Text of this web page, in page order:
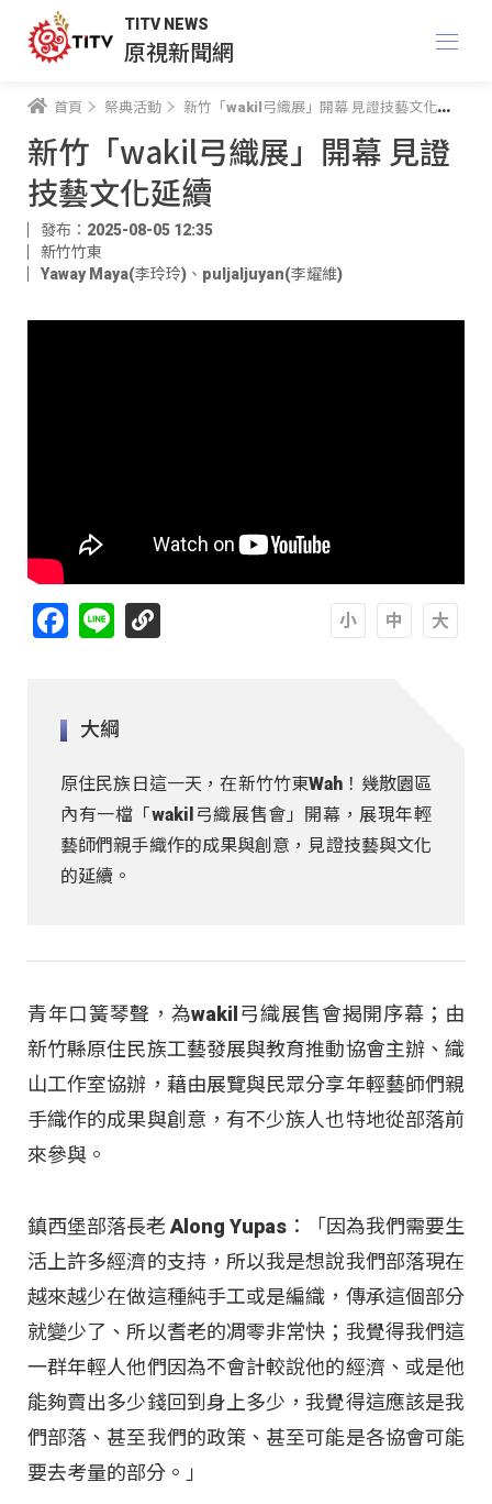
TITV NEWS
原視新聞網
首頁 祭典活動 新竹「wakil弓織展」開幕 見證技藝文化延續
新竹「wakil弓織展」開幕 見證
技藝文化延續
發布：2025-08-05 12:35
新竹竹東
Yaway Maya(李玲玲) 、 puljaljuyan(李耀維)
Facebook
Line
大綱
原住民族日這一天，在新竹竹東Wah！幾散園區
內有一檔「wakil弓織展售會」開幕，展現年輕
藝師們親手織作的成果與創意，見證技藝與文化
的延續。
青年口簧琴聲，為wakil弓織展售會揭開序幕；由
新竹縣原住民族工藝發展與教育推動協會主辦、織
山工作室協辦，藉由展覽與民眾分享年輕藝師們親
手織作的成果與創意，有不少族人也特地從部落前
來參與。
鎮西堡部落長老 Along Yupas：「因為我們需要生
活上許多經濟的支持，所以我是想說我們部落現在
越來越少在做這種純手工或是編織，傳承這個部分
就變少了、所以耆老的凋零非常快；我覺得我們這
一群年輕人他們因為不會計較說他的經濟、或是他
能夠賣出多少錢回到身上多少，我覺得這應該是我
們部落、甚至我們的政策、甚至可能是各協會可能
要去考量的部分。」